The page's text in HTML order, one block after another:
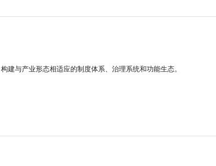
建与产业形态相适应的制度体系、治理系统和功能生态。